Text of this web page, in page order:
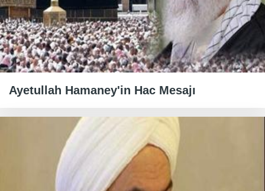
Ayetullah Hamaney'in Hac Mesajı